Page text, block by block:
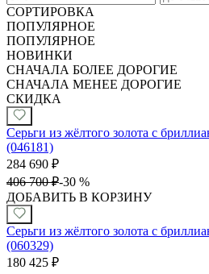
СОРТИРОВКА
ПОПУЛЯРНОЕ
ПОПУЛЯРНОЕ
НОВИНКИ
СНАЧАЛА БОЛЕЕ ДОРОГИЕ
СНАЧАЛА МЕНЕЕ ДОРОГИЕ
СКИДКА
Серьги из жёлтого золота с
(046181)
284 690 ₽
406 700 ₽-30 %
ДОБАВИТЬ В КОРЗИНУ
Серьги из жёлтого золота с
(060329)
180 425 ₽